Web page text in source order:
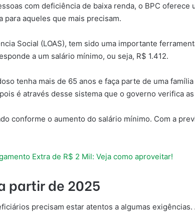
com deficiência de baixa renda, o BPC
para aqueles que mais precisam.
Social (LOAS), tem sido uma importante
a um salário mínimo, ou seja, R$ 1.412.
tenha mais de 65 anos e faça parte de uma
é através desse sistema que o governo verifica
conforme o aumento do salário mínimo. Com a
Extra de R$ 2 Mil: Veja como aproveitar!
partir de 2025
precisam estar atentos a algumas